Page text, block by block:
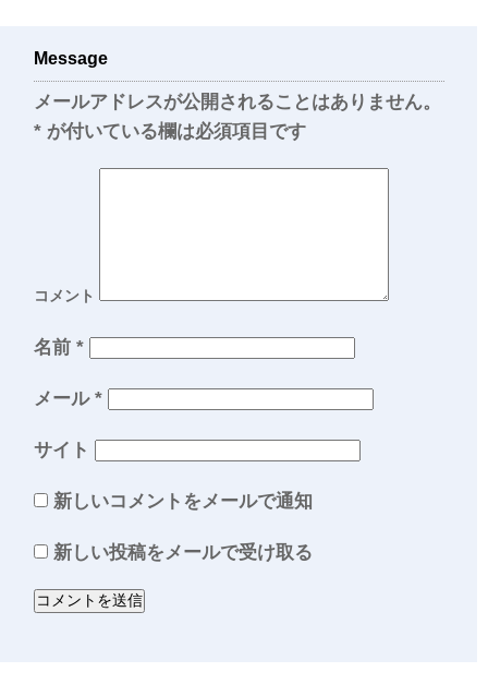
Message
メールアドレスが公開されることはありません。
* が付いている欄は必須項目です
コメント
名前 *
メール *
サイト
新しいコメントをメールで通知
新しい投稿をメールで受け取る